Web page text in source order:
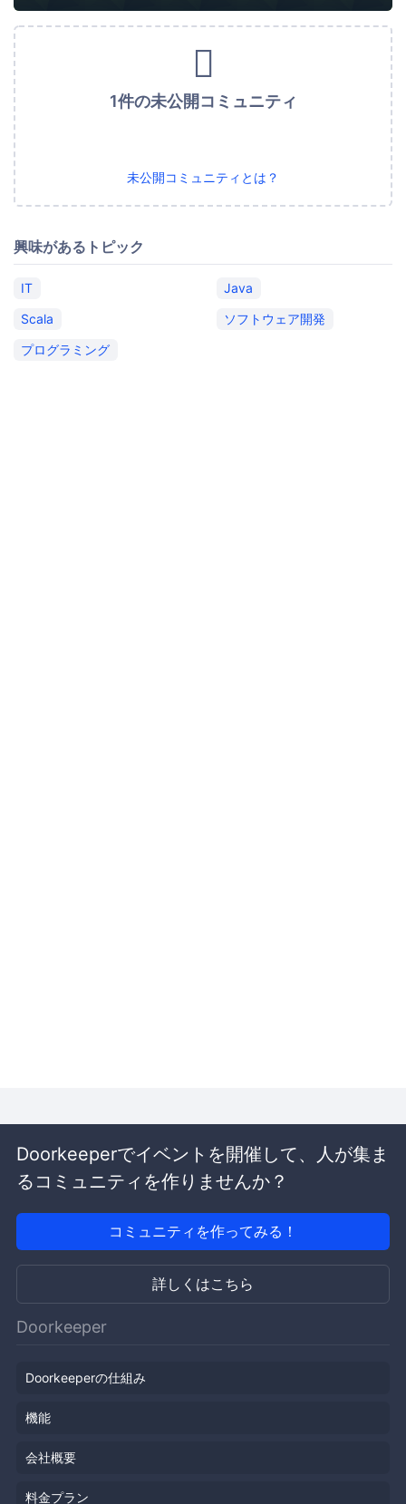
1件の未公開コミュニティ
未公開コミュニティとは？
興味があるトピック
IT
Java
Scala
ソフトウェア開発
プログラミング
Doorkeeperでイベントを開催して、人が集ま
るコミュニティを作りませんか？
コミュニティを作ってみる！
詳しくはこちら
Doorkeeper
Doorkeeperの仕組み
機能
会社概要
料金プラン